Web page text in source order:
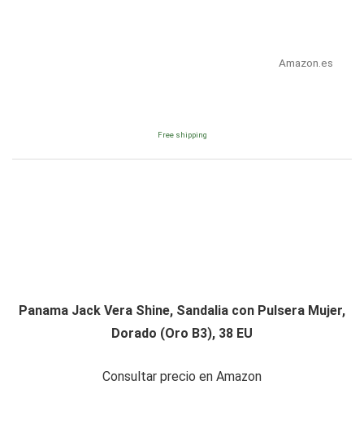
Amazon.es
Free shipping
Panama Jack Vera Shine, Sandalia con Pulsera Mujer,
Dorado (Oro B3), 38 EU
Consultar precio en Amazon